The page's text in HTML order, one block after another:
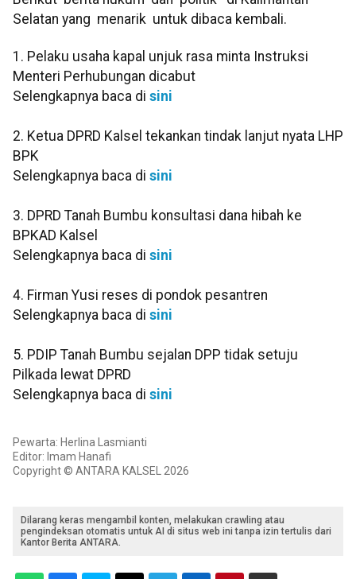
Selatan yang menarik untuk dibaca kembali.
1. Pelaku usaha kapal unjuk rasa minta Instruksi
Menteri Perhubungan dicabut
Selengkapnya baca di sini
2. Ketua DPRD Kalsel tekankan tindak lanjut nyata LHP
BPK
Selengkapnya baca di sini
3. DPRD Tanah Bumbu konsultasi dana hibah ke
BPKAD Kalsel
Selengkapnya baca di sini
4. Firman Yusi reses di pondok pesantren
Selengkapnya baca di sini
5. PDIP Tanah Bumbu sejalan DPP tidak setuju
Pilkada lewat DPRD
Selengkapnya baca di sini
Pewarta: Herlina Lasmianti
Editor: Imam Hanafi
Copyright © ANTARA KALSEL 2026
Dilarang keras mengambil konten, melakukan crawling atau
pengindeksan otomatis untuk AI di situs web ini tanpa izin tertulis dari
Kantor Berita ANTARA.